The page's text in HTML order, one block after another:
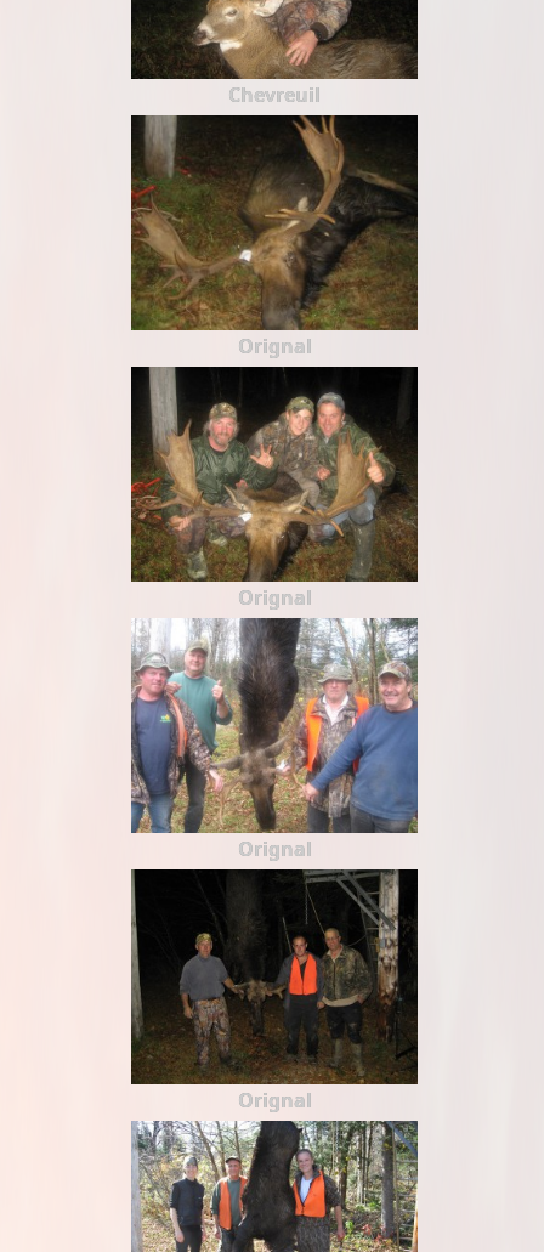
Chevreuil
Orignal
Orignal
Orignal
Orignal